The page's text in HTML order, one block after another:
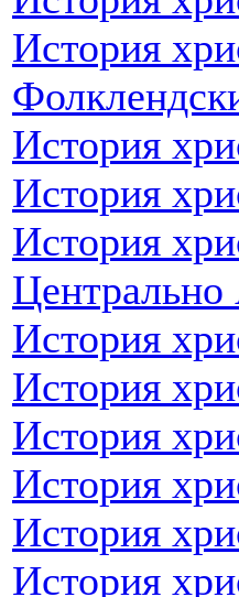
История
История
История
История
Центрально
История
История
История
История
История
История